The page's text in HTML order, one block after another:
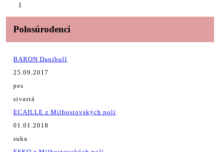
1
Polosúrodenci
BARON Danibull
25.09.2017
pes
sivastá
ECAILLE z Milhostovských polí
01.01.2018
suka